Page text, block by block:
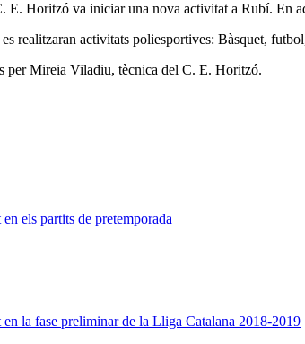
E. Horitzó va iniciar una nova activitat a Rubí. En
realitzaran activitats poliesportives: Bàsquet,
per Mireia Viladiu, tècnica del C. E. Horitzó.
els partits de pretemporada
en la fase preliminar de la Lliga Catalana 2018-2019